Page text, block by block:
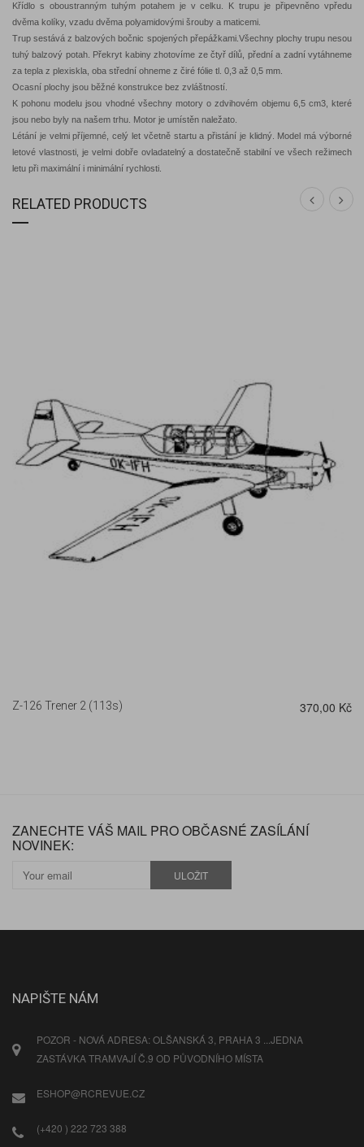
Křídlo s oboustranným tuhým potahem je v celku. K trupu je připevněno vpředu
dvěma kolíky, vzadu dvěma polyamidovými šrouby a maticemi.
Trup sestává z balzových bočnic spojených přepážkami.Všechny plochy trupu nesou
tuhý balzový potah. Překryt kabiny zhotovíme ze čtyř dílů, přední a zadní vytáhneme
za tepla z plexiskla, oba střední ohneme z čiré fólie tl. 0,3 až 0,5 mm.
Ocasní plochy jsou běžné konstrukce bez zvláštností.
K pohonu modelu jsou vhodné všechny motory o zdvihovém objemu 6,5 cm3, které
jsou nebo byly na našem trhu. Motor je umístěn naležato.
Létání je velmi příjemné, celý let včetně startu a přistání je klidný. Model má výborné
letové vlastnosti, je velmi dobře ovladatelný a dostatečně stabilní ve všech režimech
letu při maximální i minimální rychlosti.
RELATED PRODUCTS
Z-126 Trener 2 (113s) 370,00 Kč
DETAIL
ZANECHTE VÁŠ MAIL PRO OBČASNÉ ZASÍLÁNÍ
NOVINEK:
ULOŽIT
NAPIŠTE NÁM
POZOR - NOVÁ ADRESA: OLŠANSKÁ 3, PRAHA 3 ...JEDNA
ZASTÁVKA TRAMVAJÍ Č.9 OD PŮVODNÍHO MÍSTA
ESHOP@RCREVUE.CZ
(+420 ) 222 723 388